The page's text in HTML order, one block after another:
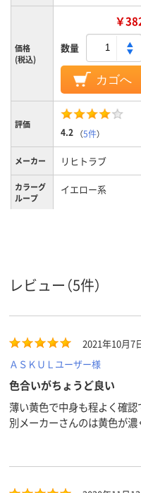
価格
(税込)
￥
数量
カゴへ
評価
4.2 （5件）
メーカー リヒトラブ
カラーグ
ループ
イエロー系
向き タテ
とじ枚数 30枚
レビュー（5件）
2021年10月7
ＡＳＫＵＬユーザー様
色合いがちょうど良い
薄い黄色で中身も程よく確
別メーカーさんのは黄色が